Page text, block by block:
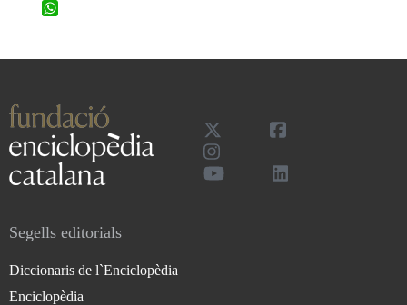
Segells editorials
Diccionaris de l`Enciclopèdia
Enciclopèdia